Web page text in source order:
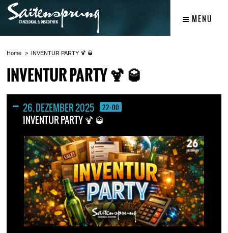
MENU
Home INVENTUR PARTY 🍹 🥃
INVENTUR PARTY 🍹 🥃
26. DEZEMBER 2025 22:00
INVENTUR PARTY 🍹 🥃